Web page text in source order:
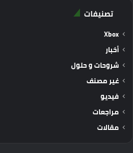
تصنيفات
Xbox
أخبار
شروحات و حلول
غير مصنف
فيديو
مراجعات
مقالات